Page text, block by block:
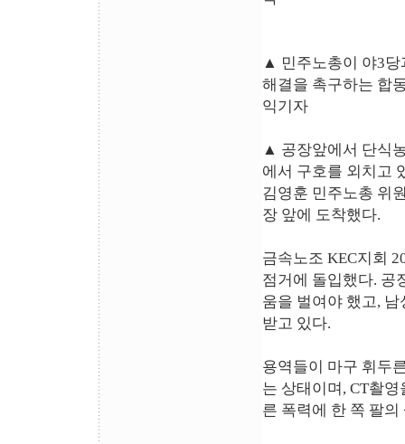
▲ 민주노총이 야3당
해결을 촉구하는 합
익기자
▲ 공장앞에서 단식
에서 구호를 외치고
김영훈 민주노총 위
장 앞에 도착했다.
금속노조 KEC지회
점거에 돌입했다. 공
움을 벌여야 했고,
받고 있다.
용역들이 마구 휘두
는 상태이며, CT촬
른 폭력에 한 쪽 팔